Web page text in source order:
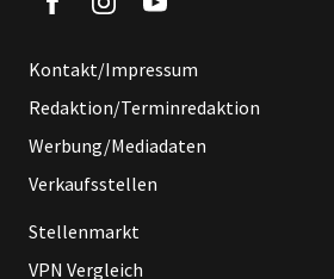
Kontakt/Impressum
Redaktion/Terminredaktion
Werbung/Mediadaten
Verkaufsstellen
Stellenmarkt
VPN Vergleich